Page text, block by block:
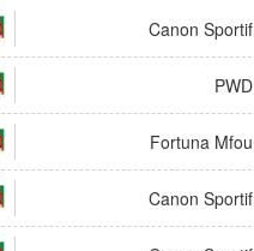
Canon Sportif
PWD
Fortuna Mfou
Canon Sportif